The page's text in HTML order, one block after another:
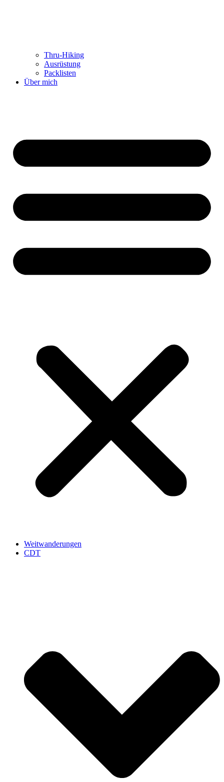
Thru-Hiking
Ausrüstung
Packlisten
Über mich
Weitwanderungen
CDT